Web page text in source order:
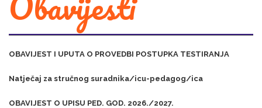
OBAVIJEST I UPUTA O PROVEDBI POSTUPKA TESTIRANJA
Natječaj za stručnog suradnika/icu-pedagog/ica
OBAVIJEST O UPISU PED. GOD. 2026./2027.